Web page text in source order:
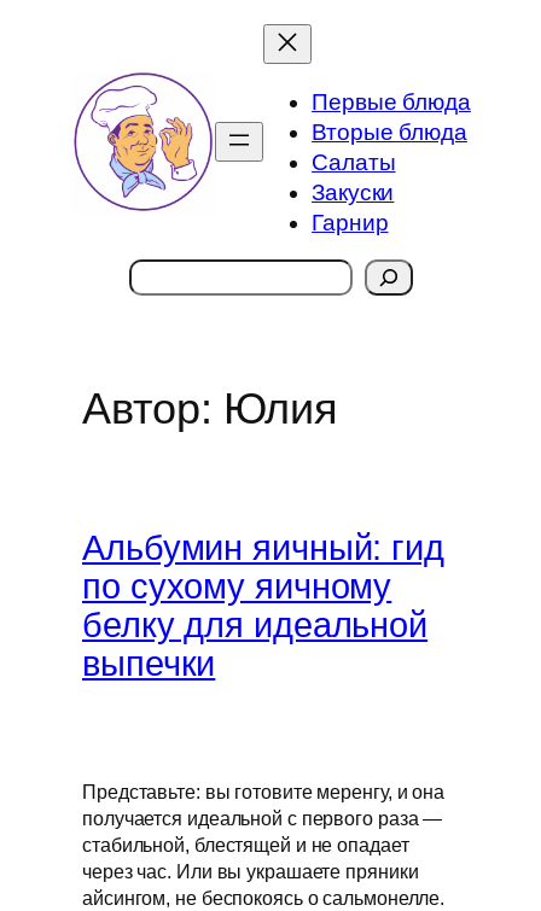
содержимому
Первые блюда
Вторые блюда
Салаты
Закуски
Гарнир
Поиск
Автор: Юлия
Альбумин яичный: гид
по сухому яичному
белку для идеальной
выпечки
Представьте: вы готовите меренгу, и она
получается идеальной с первого раза —
стабильной, блестящей и не опадает
через час. Или вы украшаете пряники
айсингом, не беспокоясь о сальмонелле.